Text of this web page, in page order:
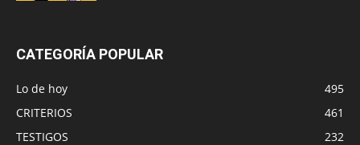
CATEGORÍA POPULAR
Lo de hoy
495
CRITERIOS
461
TESTIGOS
232